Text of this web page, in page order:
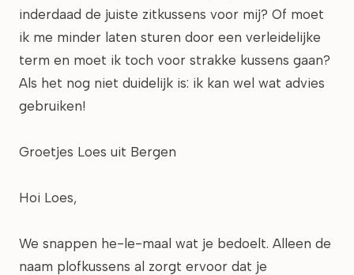
inderdaad de juiste zitkussens voor mij? Of moet
ik me minder laten sturen door een verleidelijke
term en moet ik toch voor strakke kussens gaan?
Als het nog niet duidelijk is: ik kan wel wat advies
gebruiken!
Groetjes Loes uit Bergen
Hoi Loes,
We snappen he-le-maal wat je bedoelt. Alleen de
naam plofkussens al zorgt ervoor dat je